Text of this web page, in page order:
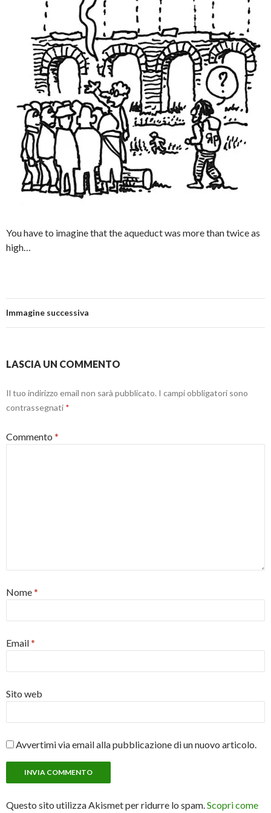
You have to imagine that the aqueduct was more than twice as
high…
Immagine successiva
LASCIA UN COMMENTO
Il tuo indirizzo email non sarà pubblicato. I campi obbligatori sono
contrassegnati *
Commento *
Nome*
Email*
Sito web
Avvertimi via email alla pubblicazione di un nuovo articolo.
Questo sito utilizza Akismet per ridurre lo spam.Scopri come